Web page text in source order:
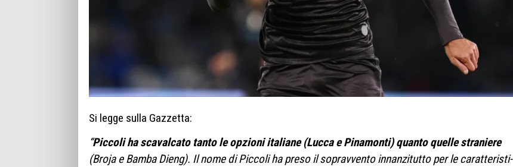
Si legge sulla Gazzetta:
“Piccoli ha sca­val­cato tanto le opzioni ita­liane (Lucca e Pina­monti) quanto quelle stra­niere
(Broja e Bamba Dieng). Il nome di Pic­coli ha preso il soprav­vento innan­zi­tutto per le carat­te­ri­sti­